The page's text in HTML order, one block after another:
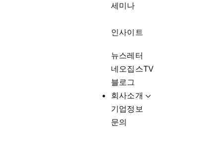
세미나
인사이트
뉴스레터
네오집스TV
블로그
회사소개
기업정보
문의